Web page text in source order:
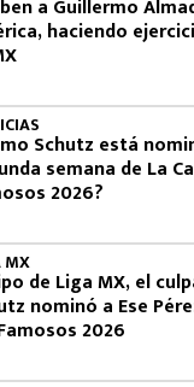
a Guillermo
haciendo
Schutz está
semana de La
2026?
MX
de Liga MX, el
nominó a Ese
2026